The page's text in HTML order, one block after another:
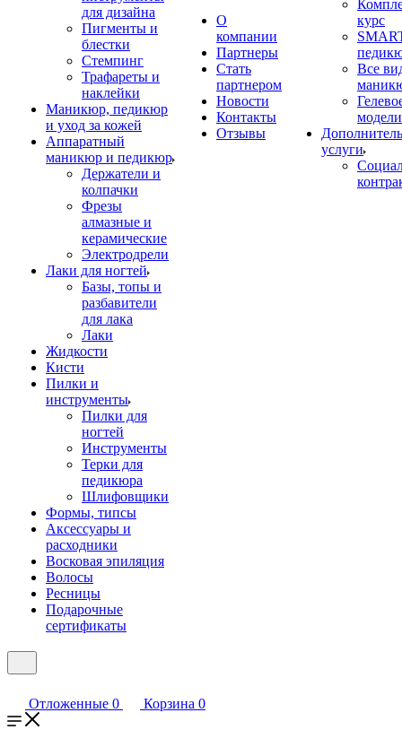
для дизайна
Пигменты и
блестки
Стемпинг
Трафареты и
наклейки
Маникюр, педикюр
и уход за кожей
Аппаратный
маникюр и педикюр
Держатели и
колпачки
Фрезы
алмазные и
керамические
Электродрели
Лаки для ногтей
Базы, топы и
разбавители
для лака
Лаки
Жидкости
Кисти
Пилки и
инструменты
Пилки для
ногтей
Инструменты
Терки для
педикюра
Шлифовщики
Формы, типсы
Аксессуары и
расходники
Восковая эпиляция
Волосы
Ресницы
Подарочные
сертификаты
О
компании
Партнеры
Стать
партнером
Новости
Контакты
Отзывы
курс
Все
услуги
Отложенные 0 Корзина 0